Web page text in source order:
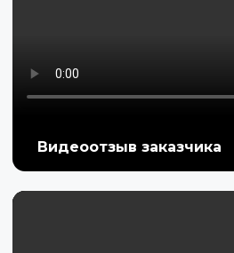
Видеоотзыв заказчика